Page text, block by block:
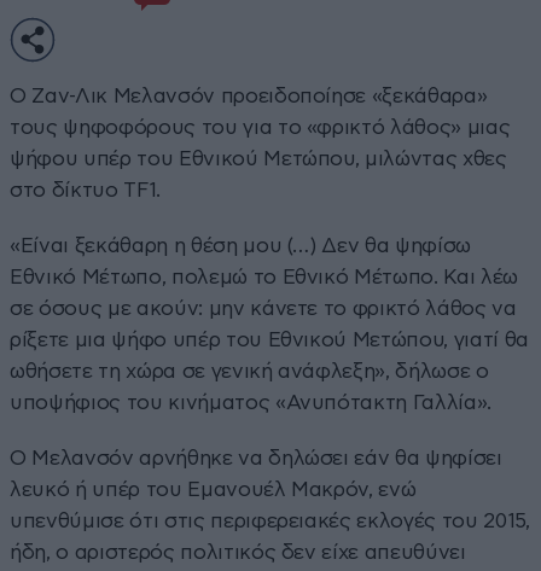
Ο Ζαν-Λικ Μελανσόν προειδοποίησε «ξεκάθαρα»
τους ψηφοφόρους του για το «φρικτό λάθος» μιας
ψήφου υπέρ του Εθνικού Μετώπου, μιλώντας χθες
στο δίκτυο TF1.
«Eίναι ξεκάθαρη η θέση μου (…) Δεν θα ψηφίσω
Εθνικό Μέτωπο, πολεμώ το Εθνικό Μέτωπο. Και λέω
σε όσους με ακούν: μην κάνετε το φρικτό λάθος να
ρίξετε μια ψήφο υπέρ του Εθνικού Μετώπου, γιατί θα
ωθήσετε τη χώρα σε γενική ανάφλεξη», δήλωσε ο
υποψήφιος του κινήματος «Ανυπότακτη Γαλλία».
Ο Μελανσόν αρνήθηκε να δηλώσει εάν θα ψηφίσει
λευκό ή υπέρ του Εμανουέλ Μακρόν, ενώ
υπενθύμισε ότι στις περιφερειακές εκλογές του 2015,
ήδη, ο αριστερός πολιτικός δεν είχε απευθύνει